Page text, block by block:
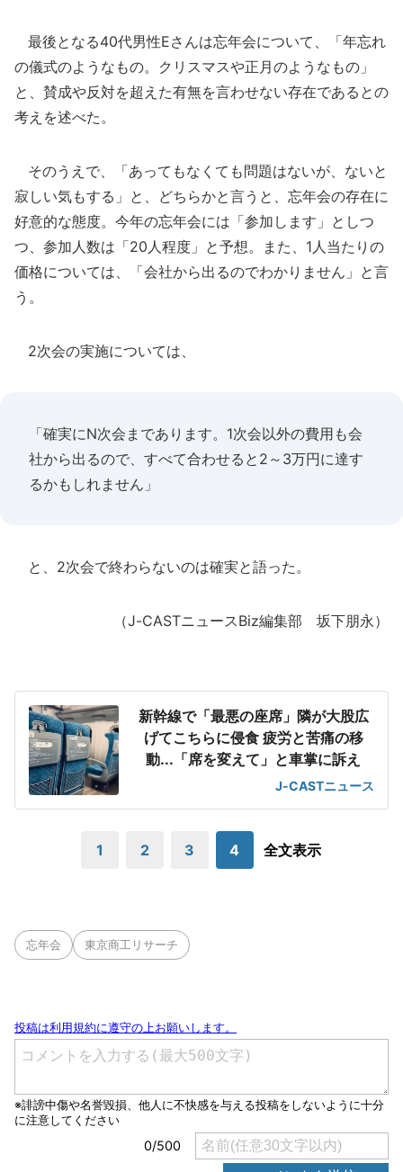
最後となる40代男性Eさんは忘年会について、「年忘れ
の儀式のようなもの。クリスマスや正月のようなもの」
と、賛成や反対を超えた有無を言わせない存在であるとの
考えを述べた。
そのうえで、「あってもなくても問題はないが、ないと
寂しい気もする」と、どちらかと言うと、忘年会の存在に
好意的な態度。今年の忘年会には「参加します」としつ
つ、参加人数は「20人程度」と予想。また、1人当たりの
価格については、「会社から出るのでわかりません」と言
う。
2次会の実施については、
「確実にN次会まであります。1次会以外の費用も会
社から出るので、すべて合わせると2～3万円に達す
るかもしれません」
と、2次会で終わらないのは確実と語った。
（J-CASTニュースBiz編集部 坂下朋永）
新幹線で「最悪の座席」隣が大股広
げてこちらに侵食 疲労と苦痛の移
動...「席を変えて」と車掌に訴え
J-CASTニュース
1 2 3 4 全文表示
忘年会 東京商工リサーチ